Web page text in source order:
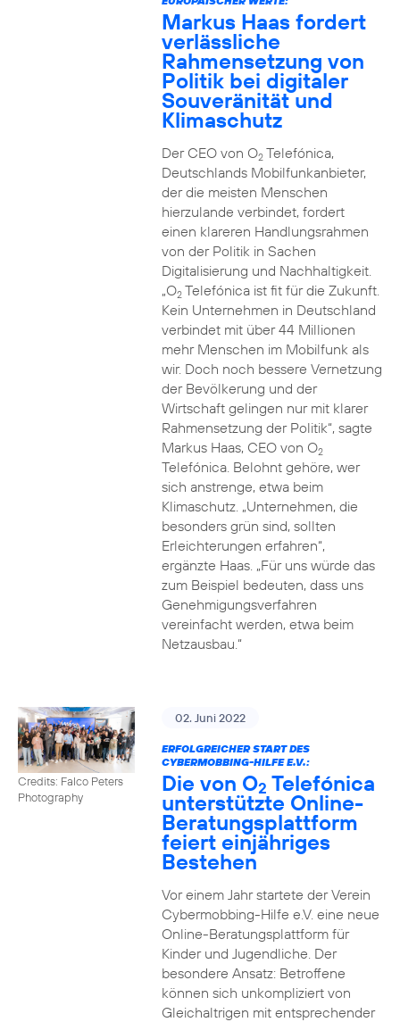
Markus Haas fordert
verlässliche
Rahmensetzung von
Politik bei digitaler
Souveränität und
Klimaschutz
Der CEO von O2Telefónica,
Deutschlands Mobilfunkanbieter,
der die meisten Menschen
hierzulande verbindet, fordert
einen klareren Handlungsrahmen
von der Politik in Sachen
Digitalisierung und Nachhaltigkeit.
„O2Telefónica ist fit für die Zukunft.
Kein Unternehmen in Deutschland
verbindet mit über 44 Millionen
mehr Menschen im Mobilfunk als
wir. Doch noch bessere Vernetzung
der Bevölkerung und der
Wirtschaft gelingen nur mit klarer
Rahmensetzung der Politik“, sagte
Markus Haas, CEO von O2
Telefónica. Belohnt gehöre, wer
sich anstrenge, etwa beim
Klimaschutz. „Unternehmen, die
besonders grün sind, sollten
Erleichterungen erfahren“,
ergänzte Haas. „Für uns würde das
zum Beispiel bedeuten, dass uns
Genehmigungsverfahren
vereinfacht werden, etwa beim
Netzausbau.“
Credits: Falco Peters
Photography
02. Juni 2022
ERFOLGREICHER START DES
CYBERMOBBING-HILFE E.V.:
Die von O2 Telefónica
unterstützte Online-
Beratungsplattform
feiert einjähriges
Bestehen
Vor einem Jahr startete der Verein
Cybermobbing-Hilfe e.V. eine neue
Online-Beratungsplattform für
Kinder und Jugendliche. Der
besondere Ansatz: Betroffene
können sich unkompliziert von
Gleichaltrigen mit entsprechender